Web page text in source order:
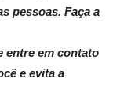
pessoas. Faça a
entre em contato
e evita a